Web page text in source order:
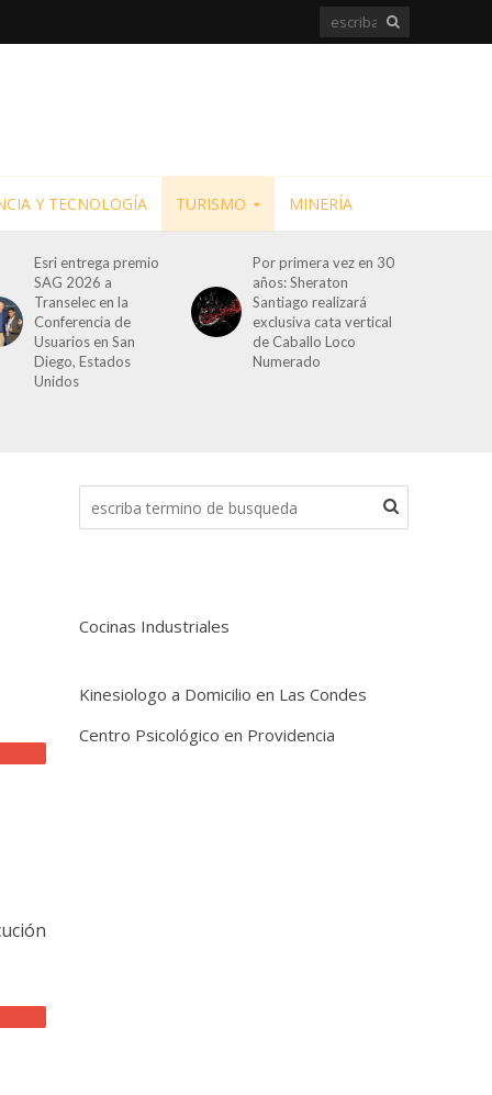
Y TECNOLOGÍA TURISMO MINERÍA
Esri entrega premio
SAG 2026 a
Transelec en la
Conferencia de
Usuarios en San
Diego, Estados
Unidos
Por primera vez en 30
años: Sheraton
Santiago realizará
exclusiva cata vertical
de Caballo Loco
Numerado
Cocinas Industriales
Kinesiologo a Domicilio en Las Condes
Centro Psicológico en Providencia